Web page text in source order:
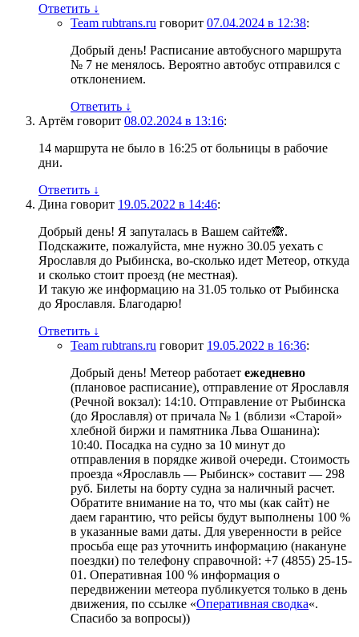
Ответить ↓
Team rubtrans.ru говорит 07.04.2024 в 12:38:
Добрый день! Расписание автобусного маршрута
№ 7 не менялось. Вероятно автобус отправился с
отклонением.
Ответить ↓
Артём говорит 08.02.2024 в 13:16:
14 маршрута не было в 16:25 от больницы в рабочие
дни.
Ответить ↓
Дина говорит 19.05.2022 в 14:46:
Добрый день! Я запуталась в Вашем сайте🙈.
Подскажите, пожалуйста, мне нужно 30.05 уехать с
Ярославля до Рыбинска, во-сколько идет Метеор, откуда
и сколько стоит проезд (не местная).
И такую же информацию на 31.05 только от Рыбинска
до Ярославля. Благодарю!
Ответить ↓
Team rubtrans.ru говорит 19.05.2022 в 16:36:
Добрый день! Метеор работает ежедневно
(плановое расписание), отправление от Ярославля
(Речной вокзал): 14:10. Отправление от Рыбинска
(до Ярославля) от причала № 1 (вблизи «Старой»
хлебной биржи и памятника Льва Ошанина):
10:40. Посадка на судно за 10 минут до
отправления в порядке живой очереди. Стоимость
проезда «Ярославль — Рыбинск» составит — 298
руб. Билеты на борту судна за наличный расчет.
Обратите внимание на то, что мы (как сайт) не
даем гарантию, что рейсы будут выполнены 100 %
в указанные вами даты. Для уверенности в рейсе
просьба еще раз уточнить информацию (накануне
поездки) по телефону справочной: +7 (4855) 25-15-
01. Оперативная 100 % информация о
передвижении метеора публикуется только в день
движения, по ссылке «Оперативная сводка«.
Спасибо за вопросы))